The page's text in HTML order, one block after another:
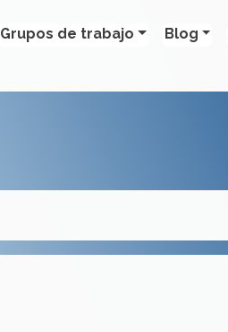
Grupos de trabajo Blog